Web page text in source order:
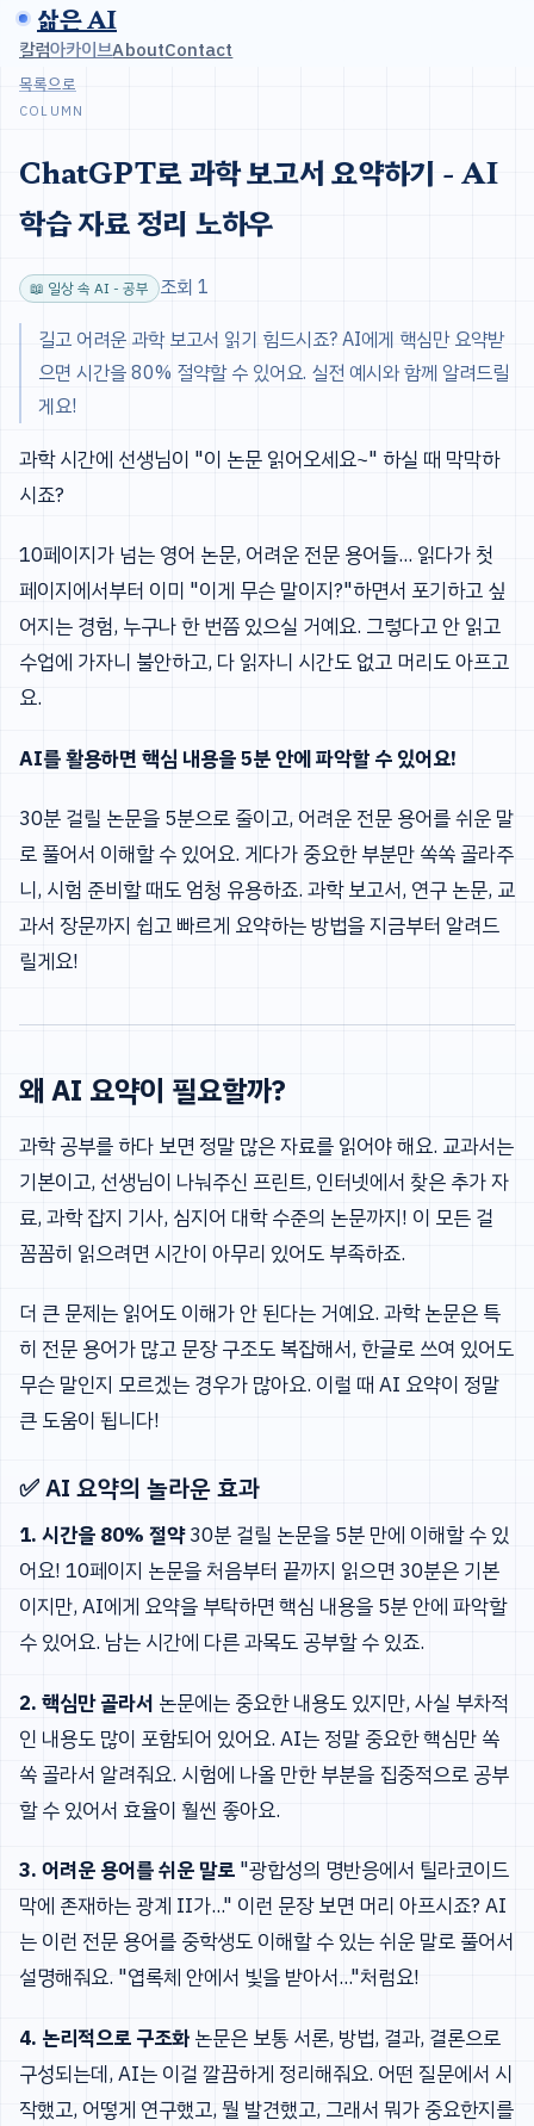
삶은 AI
칼럼아카이브AboutContact
목록으로
COLUMN
ChatGPT로 과학 보고서 요약하기 - AI
학습 자료 정리 노하우
📖 일상 속 AI - 공부
조회 1
길고 어려운 과학 보고서 읽기 힘드시죠? AI에게 핵심만 요약받
으면 시간을 80% 절약할 수 있어요. 실전 예시와 함께 알려드릴
게요!
과학 시간에 선생님이 "이 논문 읽어오세요~" 하실 때 막막하
시죠?
10페이지가 넘는 영어 논문, 어려운 전문 용어들... 읽다가 첫
페이지에서부터 이미 "이게 무슨 말이지?"하면서 포기하고 싶
어지는 경험, 누구나 한 번쯤 있으실 거예요. 그렇다고 안 읽고
수업에 가자니 불안하고, 다 읽자니 시간도 없고 머리도 아프고
요.
AI를 활용하면 핵심 내용을 5분 안에 파악할 수 있어요!
30분 걸릴 논문을 5분으로 줄이고, 어려운 전문 용어를 쉬운 말
로 풀어서 이해할 수 있어요. 게다가 중요한 부분만 쏙쏙 골라주
니, 시험 준비할 때도 엄청 유용하죠. 과학 보고서, 연구 논문, 교
과서 장문까지 쉽고 빠르게 요약하는 방법을 지금부터 알려드
릴게요!
왜 AI 요약이 필요할까?
과학 공부를 하다 보면 정말 많은 자료를 읽어야 해요. 교과서는
기본이고, 선생님이 나눠주신 프린트, 인터넷에서 찾은 추가 자
료, 과학 잡지 기사, 심지어 대학 수준의 논문까지! 이 모든 걸
꼼꼼히 읽으려면 시간이 아무리 있어도 부족하죠.
더 큰 문제는 읽어도 이해가 안 된다는 거예요. 과학 논문은 특
히 전문 용어가 많고 문장 구조도 복잡해서, 한글로 쓰여 있어도
무슨 말인지 모르겠는 경우가 많아요. 이럴 때 AI 요약이 정말
큰 도움이 됩니다!
✅ AI 요약의 놀라운 효과
1. 시간을 80% 절약30분 걸릴 논문을 5분 만에 이해할 수 있
어요! 10페이지 논문을 처음부터 끝까지 읽으면 30분은 기본
이지만, AI에게 요약을 부탁하면 핵심 내용을 5분 안에 파악할
수 있어요. 남는 시간에 다른 과목도 공부할 수 있죠.
2. 핵심만 골라서 논문에는 중요한 내용도 있지만, 사실 부차적
인 내용도 많이 포함되어 있어요. AI는 정말 중요한 핵심만 쏙
쏙 골라서 알려줘요. 시험에 나올 만한 부분을 집중적으로 공부
할 수 있어서 효율이 훨씬 좋아요.
3. 어려운 용어를 쉬운 말로 "광합성의 명반응에서 틸라코이드
막에 존재하는 광계 II가..." 이런 문장 보면 머리 아프시죠? AI
는 이런 전문 용어를 중학생도 이해할 수 있는 쉬운 말로 풀어서
설명해줘요. "엽록체 안에서 빛을 받아서..."처럼요!
4. 논리적으로 구조화 논문은 보통 서론, 방법, 결과, 결론으로
구성되는데, AI는 이걸 깔끔하게 정리해줘요. 어떤 질문에서 시
작했고, 어떻게 연구했고, 뭘 발견했고, 그래서 뭐가 중요한지를